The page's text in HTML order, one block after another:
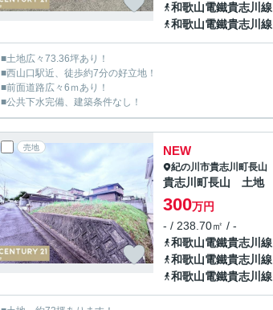
和歌山電鐵貴志川線
和歌山電鐵貴志川線
■土地広々73.36坪あり！
■西山口駅近、徒歩約7分の好立地！
■前面道路広々6ｍあり！
■公共下水完備、建築条件なし！
売地 NEW
紀の川市貴志川町長山
貴志川町長山 土地
300万円
- / 238.70㎡ / -
和歌山電鐵貴志川線
和歌山電鐵貴志川線
和歌山電鐵貴志川線